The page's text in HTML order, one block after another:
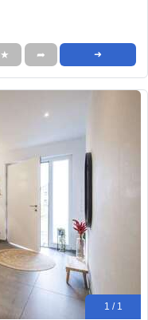
★ ➦ ➜
1 / 1